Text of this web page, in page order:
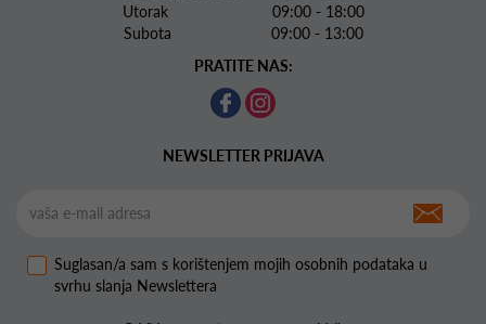
Utorak 09:00 - 18:00
Subota 09:00 - 13:00
PRATITE NAS:
NEWSLETTER PRIJAVA
Suglasan/a sam s korištenjem mojih osobnih podataka u
svrhu slanja Newslettera